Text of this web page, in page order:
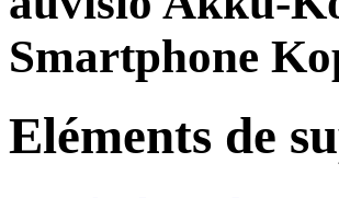
Smartphone
Eléments de